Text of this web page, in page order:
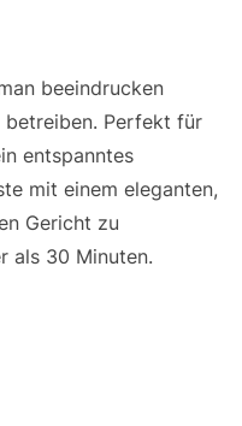
beeindrucken
Perfekt für
entspanntes
mit einem eleganten,
Gericht zu
als 30 Minuten.